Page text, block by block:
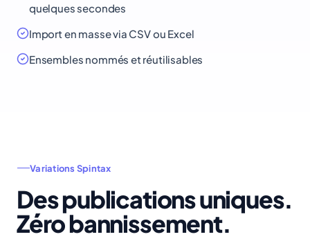
quelques secondes
Import en masse via CSV ou Excel
Ensembles nommés et réutilisables
Variations Spintax
Des publications uniques.
Zéro bannissement.